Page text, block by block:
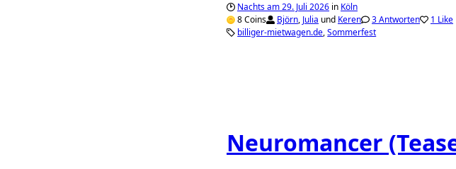
Nachts am 29. Juli 2026 in Köln
8 Coins
Björn, Julia und Keren 3 Antworten
1 Like
billiger-mietwagen.de Sommerfest
Neuromancer